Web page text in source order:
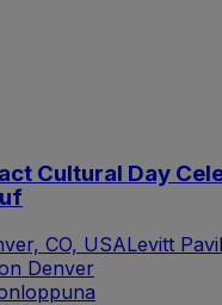
Cultural Day
CO, USALevitt
Denver